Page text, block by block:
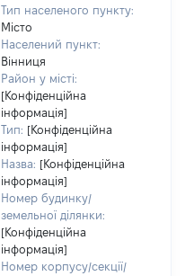
Тип населеного пункту:
Місто
Населений пункт:
Вінниця
Район у місті:
[Конфіденційна
інформація]
Тип: [Конфіденційна
інформація]
Назва: [Конфіденційна
інформація]
Номер будинку/
земельної ділянки:
[Конфіденційна
інформація]
Номер корпусу/секції/